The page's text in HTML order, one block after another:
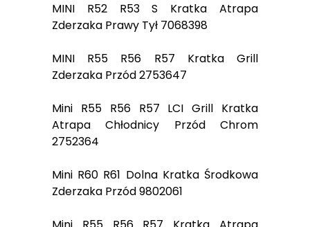
MINI R52 R53 S Kratka Atrapa
Zderzaka Prawy Tył 7068398
MINI R55 R56 R57 Kratka Grill
Zderzaka Przód 2753647
Mini R55 R56 R57 LCI Grill Kratka
Atrapa Chłodnicy Przód Chrom
2752364
Mini R60 R61 Dolna Kratka Środkowa
Zderzaka Przód 9802061